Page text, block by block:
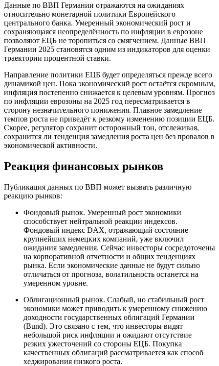
Данные по ВВП Германии отражаются на ожиданиях
относительно монетарной политики Европейского
центрального банка. Умеренный экономический рост и
сохраняющаяся неопределённость по инфляции в еврозоне
позволяют ЕЦБ не торопиться со смягчением. Данные ВВП
Германии 2025 становятся одним из индикаторов для оценки
траектории процентной ставки.
Направление политики ЕЦБ будет определяться прежде всего
динамикой цен. Пока экономический рост остаётся скромным,
инфляция постепенно снижается к целевым уровням. Прогноз
по инфляции еврозоны на 2025 год пересматривается в
сторону незначительного понижения. Плавное замедление
темпов роста не приведёт к резкому изменению позиции ЕЦБ.
Скорее, регулятор сохранит осторожный тон, отслеживая,
сохранится ли тенденция замедления роста цен без провалов в
экономической активности.
Реакция финансовых рынков
Публикация данных по ВВП может вызвать различную
реакцию рынков:
Фондовый рынок. Умеренный рост экономики
способствует нейтральной реакции индексов.
Фондовый индекс DAX, отражающий состояние
крупнейших немецких компаний, уже включил
ожидания замедления. Сейчас инвесторы сосредоточены
на корпоративной отчетности и общих тенденциях
рынка. Если экономические данные не будут сильно
отличаться от прогноза, волатильность останется на
умеренном уровне.
Облигационный рынок. Слабый, но стабильный рост
экономики может приводить к умеренному снижению
доходности государственных облигаций Германии
(Bund). Это связано с тем, что инвесторы видят
небольшой риск инфляции и ожидают отсутствие
резких ужесточений со стороны ЕЦБ. Покупка
качественных облигаций рассматривается как способ
хеджирования низкого роста.